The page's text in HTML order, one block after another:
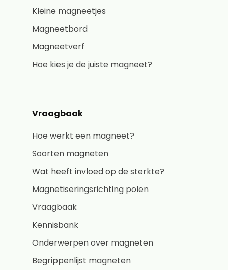
Kleine magneetjes
Magneetbord
Magneetverf
Hoe kies je de juiste magneet?
Vraagbaak
Hoe werkt een magneet?
Soorten magneten
Wat heeft invloed op de sterkte?
Magnetiseringsrichting polen
Vraagbaak
Kennisbank
Onderwerpen over magneten
Begrippenlijst magneten